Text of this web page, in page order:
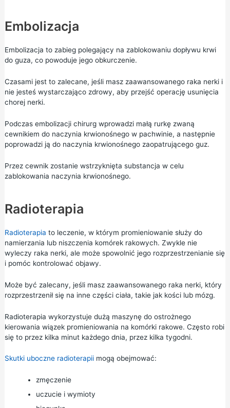
Embolizacja
Embolizacja to zabieg polegający na zablokowaniu dopływu krwi
do guza, co powoduje jego obkurczenie.
Czasami jest to zalecane, jeśli masz zaawansowanego raka nerki i
nie jesteś wystarczająco zdrowy, aby przejść operację usunięcia
chorej nerki.
Podczas embolizacji chirurg wprowadzi małą rurkę zwaną
cewnikiem do naczynia krwionośnego w pachwinie, a następnie
poprowadzi ją do naczynia krwionośnego zaopatrującego guz.
Przez cewnik zostanie wstrzyknięta substancja w celu
zablokowania naczynia krwionośnego.
Radioterapia
Radioterapia to leczenie, w którym promieniowanie służy do
namierzania lub niszczenia komórek rakowych. Zwykle nie
wyleczy raka nerki, ale może spowolnić jego rozprzestrzenianie się
i pomóc kontrolować objawy.
Może być zalecany, jeśli masz zaawansowanego raka nerki, który
rozprzestrzenił się na inne części ciała, takie jak kości lub mózg.
Radioterapia wykorzystuje dużą maszynę do ostrożnego
kierowania wiązek promieniowania na komórki rakowe. Często robi
się to przez kilka minut każdego dnia, przez kilka tygodni.
Skutki uboczne radioterapiimogą obejmować:
zmęczenie
uczucie i wymioty